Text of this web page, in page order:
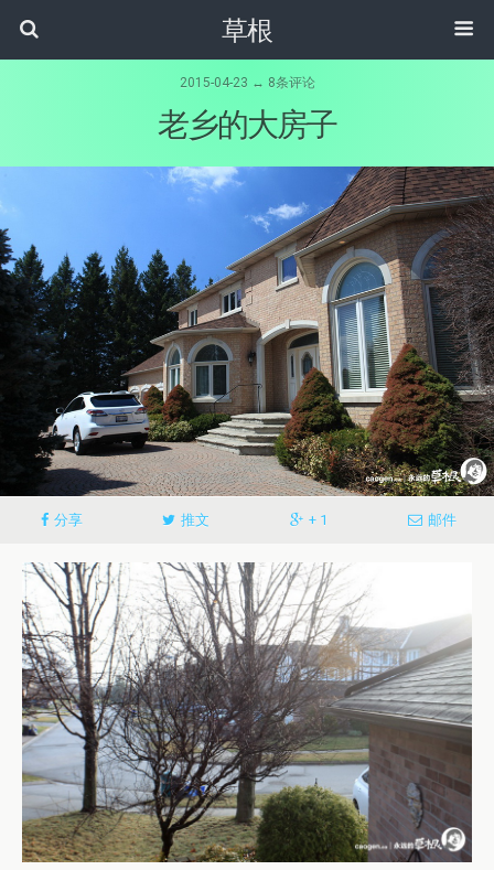
草根
2015-04-23 ↔ 8条评论
老乡的大房子
分享 推文 + 1 邮件